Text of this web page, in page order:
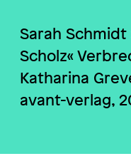
Sarah Schmidt
Scholz«
Katharina
avant-verlag,